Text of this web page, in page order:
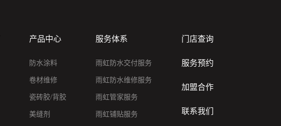
产品中心
防水涂料
卷材维修
瓷砖胶/背胶
美缝剂
服务体系
雨虹防水交付服务
雨虹防水维修服务
雨虹管家服务
雨虹铺贴服务
门店查询
服务预约
加盟合作
联系我们